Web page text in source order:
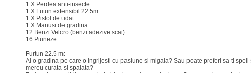
1 X Perdea anti-insecte
1 X Futun extensibil 22.5m
1 X Pistol de udat
1 X Manusi de gradina
12 Benzi Velcro (benzi adezive scai)
16 Piuneze
Furtun 22.5 m:
Ai o gradina pe care o ingrijesti cu pasiune si migala? Sau poate preferi sa-ti
mereu curata si spalata?